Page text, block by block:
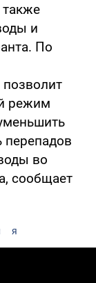
и
По
позволит
режим
перепадов
во
сообщает